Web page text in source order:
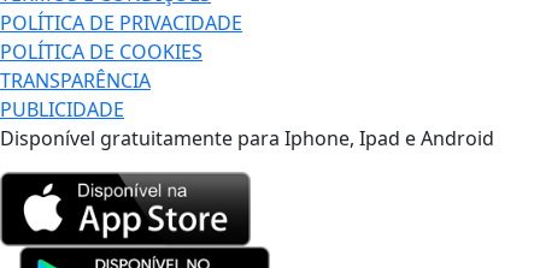
POLÍTICA DE PRIVACIDADE
POLÍTICA DE COOKIES
TRANSPARÊNCIA
PUBLICIDADE
Disponível gratuitamente para Iphone, Ipad e Android